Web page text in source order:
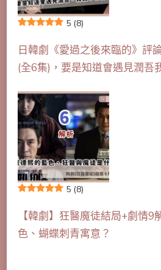
5 (8)
日韓劇《愛過之後來臨的》評
(全6集)，要是知道會遇見潤吾
5 (8)
【韓劇】狂醫魔徒結局+劇情
色、蝴蝶刺青寓意？